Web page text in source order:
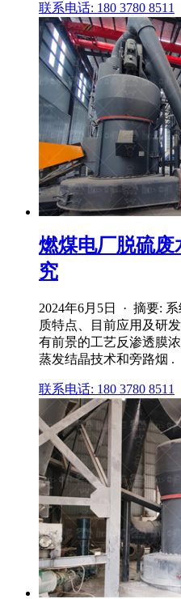
联系电话: 180 3780 8511
燃煤电厂脱硫
究
2024年6月5日 · 摘要:
质特点、目前应用及研
有前景的工艺反渗透膜
蒸发结晶技术和旁路烟 .
联系电话: 180 3780 8511